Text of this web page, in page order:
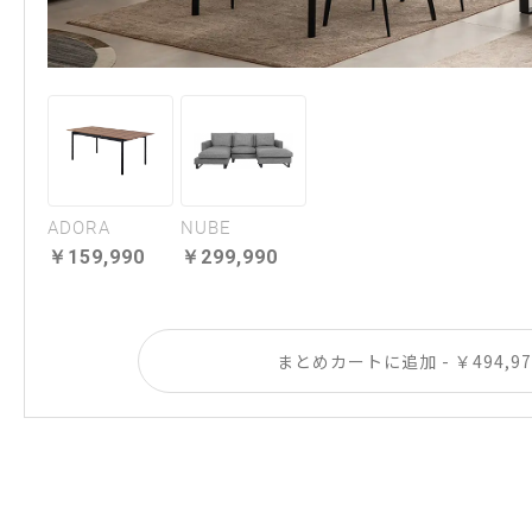
ADORA
159,990
NUBE
299,990
まとめカートに追加 - ￥